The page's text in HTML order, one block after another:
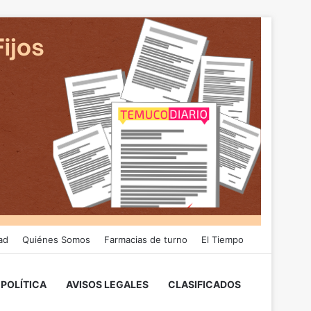
Quiénes Somos Farmacias de turno El Tiempo
POLÍTICA AVISOS LEGALES CLASIFICADOS